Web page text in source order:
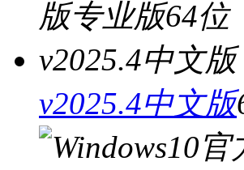
v2025.4中文版